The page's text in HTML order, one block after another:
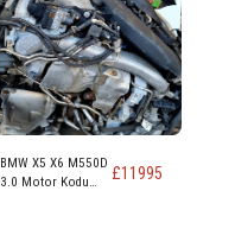
BMW X5 X6 M550D
3.0 Motor Kodu
£11995